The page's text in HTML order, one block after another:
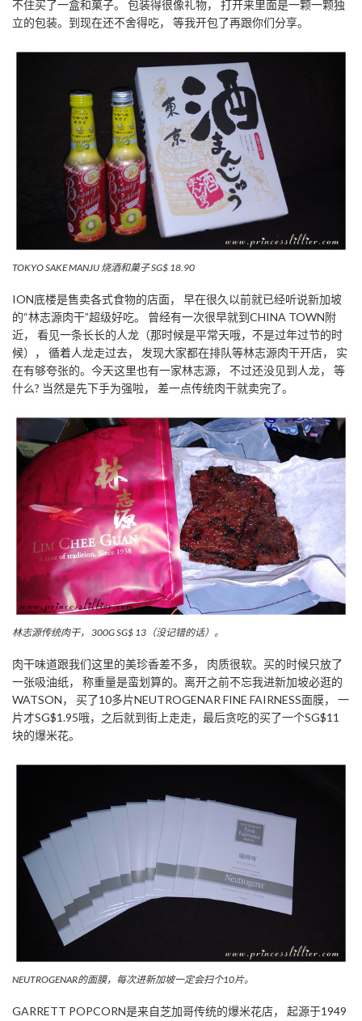
不住买了一盒和菓子。 包装得很像礼物， 打开来里面是一颗一颗独
立的包装。到现在还不舍得吃， 等我开包了再跟你们分享。
TOKYO SAKE MANJU 烧酒和菓子 SG$ 18.90
ION底楼是售卖各式食物的店面， 早在很久以前就已经听说新加坡
的“林志源肉干”超级好吃。 曾经有一次很早就到CHINA TOWN附
近， 看见一条长长的人龙（那时候是平常天哦，不是过年过节的时
候）， 循着人龙走过去， 发现大家都在排队等林志源肉干开店， 实
在有够夸张的。今天这里也有一家林志源， 不过还没见到人龙， 等
什么? 当然是先下手为强啦， 差一点传统肉干就卖完了。
林志源传统肉干， 300G SG$ 13（没记错的话）。
肉干味道跟我们这里的美珍香差不多， 肉质很软。买的时候只放了
一张吸油纸， 称重量是蛮划算的。离开之前不忘我进新加坡必逛的
WATSON， 买了10多片NEUTROGENAR FINE FAIRNESS面膜， 一
片才SG$1.95哦，之后就到街上走走，最后贪吃的买了一个SG$11
块的爆米花。
NEUTROGENAR的面膜，每次进新加坡一定会扫个10片。
GARRETT POPCORN是来自芝加哥传统的爆米花店， 起源于1949